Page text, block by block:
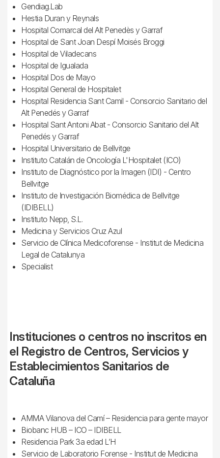
Gendiag.Lab
Hestia Duran y Reynals
Hospital Comarcal del Alt Penedès y Garraf
Hospital de Sant Joan Despí Moisés Broggi
Hospital de Viladecans
Hospital de Igualada
Hospital Dos de Mayo
Hospital General de Hospitalet
Hospital Residencia Sant Camil - Consorcio Sanitario del
Alt Penedés y Garraf
Hospital Sant Antoni Abat - Consorcio Sanitario del Alt
Penedés y Garraf
Hospital Universitario de Bellvitge
Instituto Catalán de Oncología L'Hospitalet (ICO)
Instituto de Diagnóstico por la Imagen (IDI) - Centro
Bellvitge
Instituto de Investigación Biomédica de Bellvitge
(IDIBELL)
Instituto Nepp, S.L.
Medicina y Servicios Cruz Azul
Servicio de Clínica Medicoforense - Institut de Medicina
Legal de Catalunya
Specialist
Instituciones o centros no inscritos en
el Registro de Centros, Servicios y
Establecimientos Sanitarios de
Cataluña
AMMA Vilanova del Camí – Residencia para gente mayor
Biobanc HUB – ICO – IDIBELL
Residencia Park 3a edad L’H
Servicio de Laboratorio Forense - Institut de Medicina